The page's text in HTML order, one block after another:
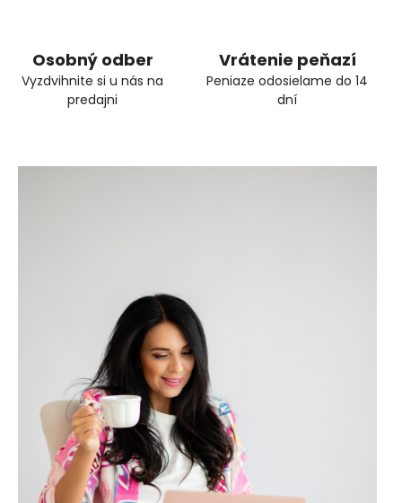
Osobný odber
Vyzdvihnite si u nás na
predajni
Vrátenie peňazí
Peniaze odosielame do 14
dní